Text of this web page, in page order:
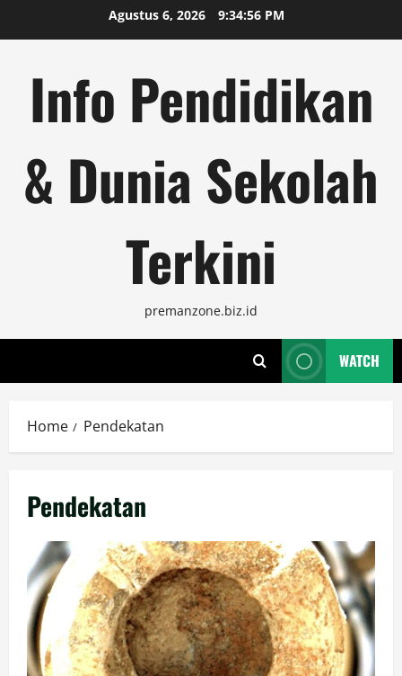
to
Agustus 6, 2026 9:34:56 PM
Info Pendidikan
& Dunia Sekolah
Terkini
premanzone.biz.id
WATCH
Home Pendekatan
Pendekatan